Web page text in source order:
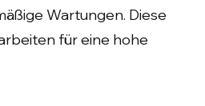
Wartungen. Diese
für eine hohe